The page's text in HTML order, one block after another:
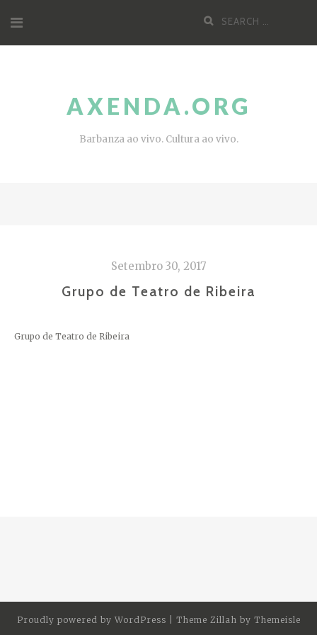
content
Search
AXENDA.ORG
Barbanza ao vivo. Cultura ao vivo.
Setembro 30, 2017
Grupo de Teatro de Ribeira
Grupo de Teatro de Ribeira
Proudly powered by WordPress Theme Zillah by Themeisle